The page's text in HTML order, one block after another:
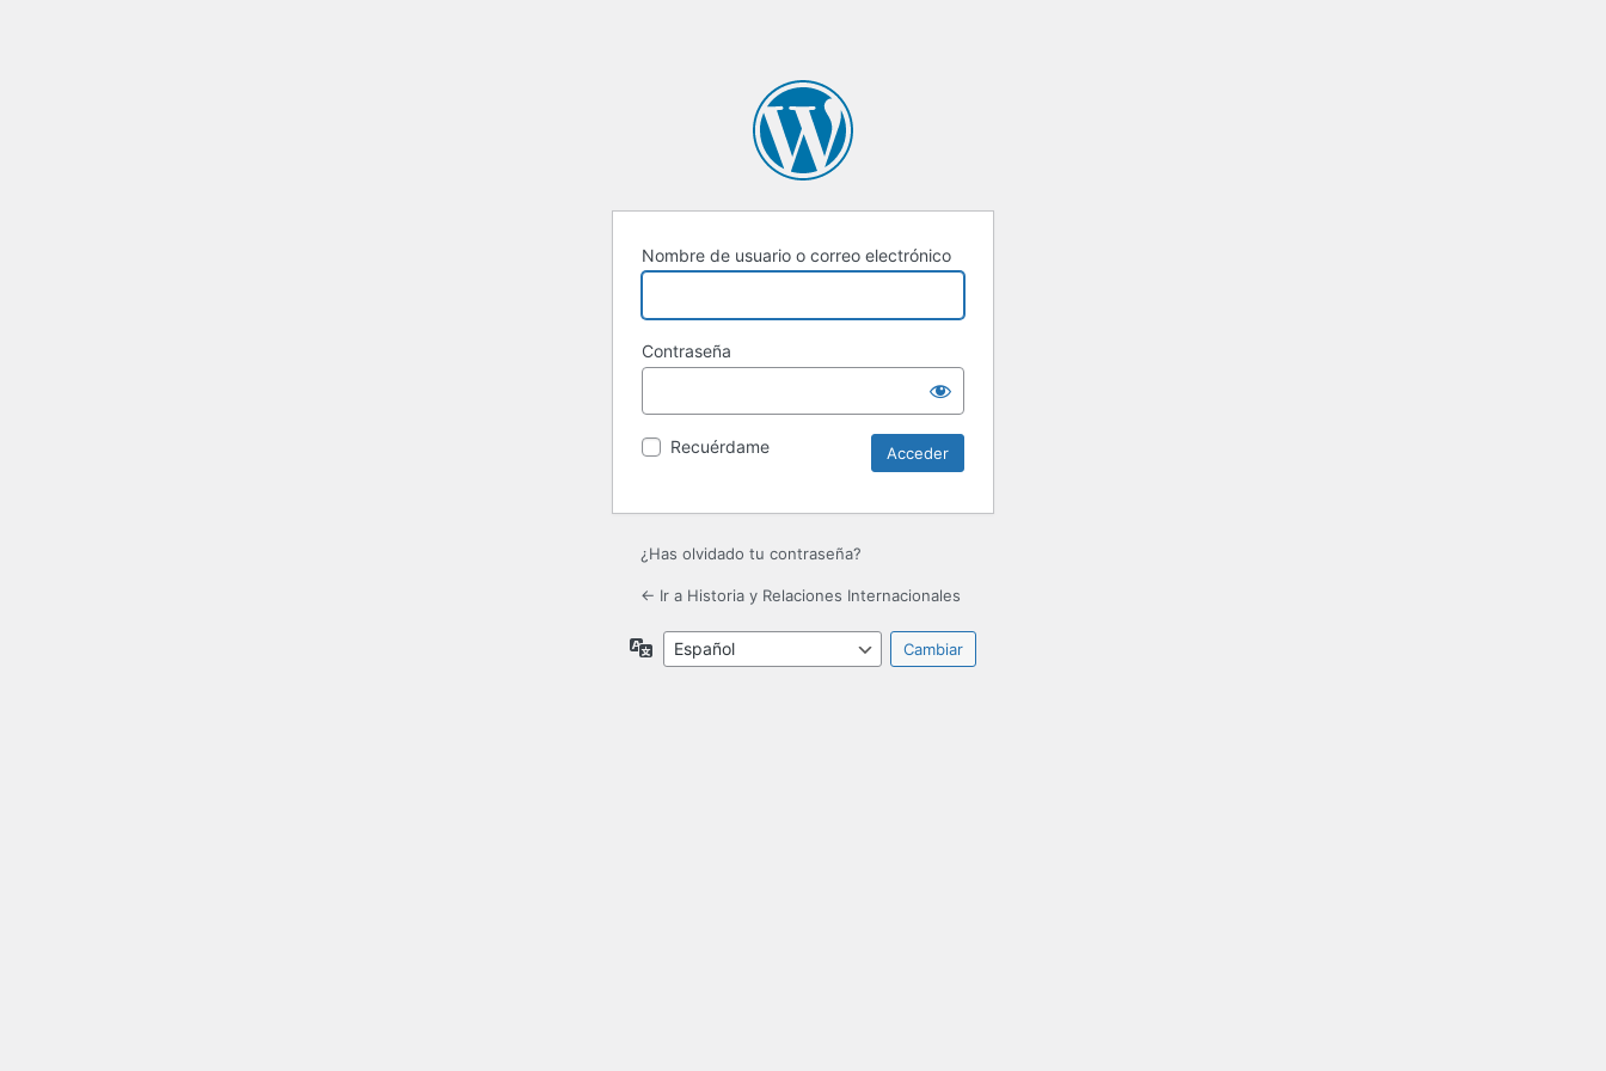
Nombre de usuario o correo electrónico
Contraseña
Recuérdame
¿Has olvidado tu contraseña?
← Ir a Historia y Relaciones Internacionales
Idioma